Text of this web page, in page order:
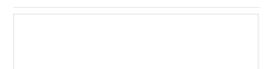
食品体积测定仪